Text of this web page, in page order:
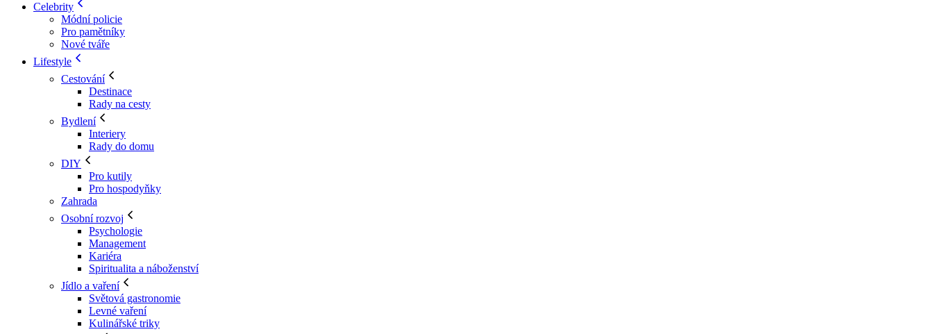
Celebrity
Módní policie
Pro pamětníky
Nové tváře
Lifestyle
Cestování
Destinace
Rady na cesty
Bydlení
Interiery
Rady do domu
DIY
Pro kutily
Pro hospodyňky
Zahrada
Osobní rozvoj
Psychologie
Management
Kariéra
Spiritualita a náboženství
Jídlo a vaření
Světová gastronomie
Levné vaření
Kulinářské triky